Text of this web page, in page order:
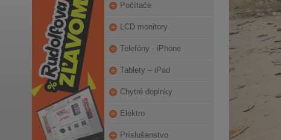
Počítače
LCD monitory
Telefóny - iPhone
Tablety – iPad
Chytré doplnky
Elektro
Príslušenstvo